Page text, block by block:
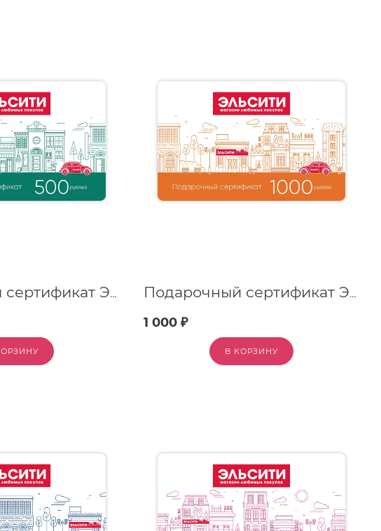
Подарочный сертификат Эльсити, номинал 500 рублей ! Подарочный сертификат Эльсити, номинал 1000 рублей !
1 000 ₽
В КОРЗИНУ